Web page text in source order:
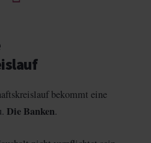
bekommt eine
Die Banken.